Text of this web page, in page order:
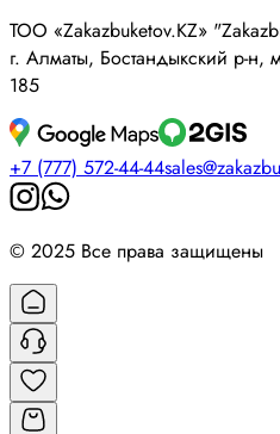
ТОО «Zakazbuketov.KZ»
г. Алматы, Бостандыкский р-н,
185
+7 (777) 572-44-44
© 2025 Все права защищены